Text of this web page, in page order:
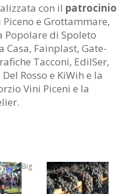
con il patrocinio
e Grottammare,
Popolare di Spoleto
Casa, Fainplast, Gate-
Tacconi, EdilSer,
Rosso e KiWih e la
Vini Piceni e la
Big